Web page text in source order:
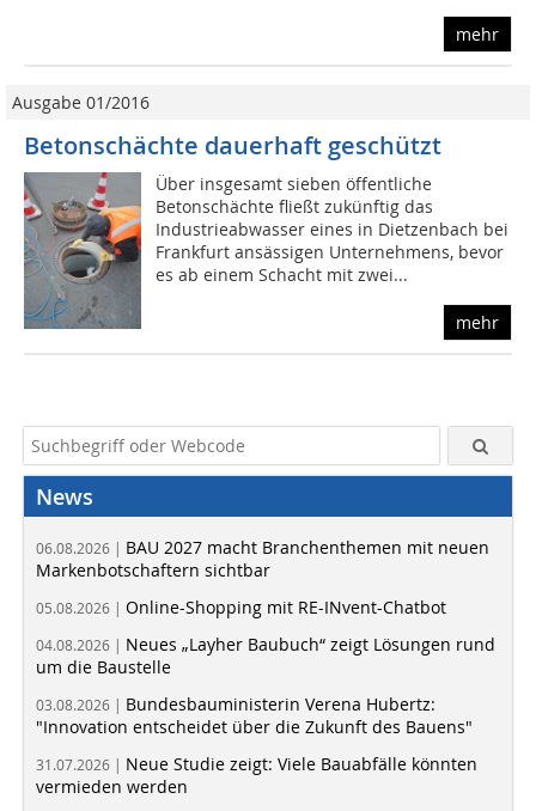
mehr
Ausgabe 01/2016
Betonschächte dauerhaft geschützt
Über insgesamt sieben öffentliche
Betonschächte fließt zukünftig das
Industrieabwasser eines in Dietzenbach bei
Frankfurt ansässigen Unternehmens, bevor
es ab einem Schacht mit zwei...
mehr
News
06.08.2026 | BAU 2027 macht Branchenthemen mit neuen
Markenbotschaftern sichtbar
05.08.2026 | Online-Shopping mit RE-INvent-Chatbot
04.08.2026 | Neues „Layher Baubuch“ zeigt Lösungen rund
um die Baustelle
03.08.2026 | Bundesbauministerin Verena Hubertz:
"Innovation entscheidet über die Zukunft des Bauens"
31.07.2026 | Neue Studie zeigt: Viele Bauabfälle könnten
vermieden werden